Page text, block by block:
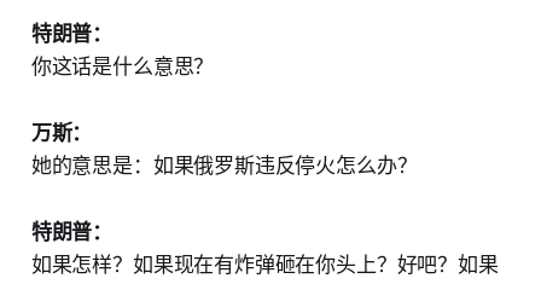
特朗普：
你这话是什么意思？
万斯：
她的意思是：如果俄罗斯违反停火怎么办？
特朗普：
如果怎样？如果现在有炸弹砸在你头上？好吧？如果